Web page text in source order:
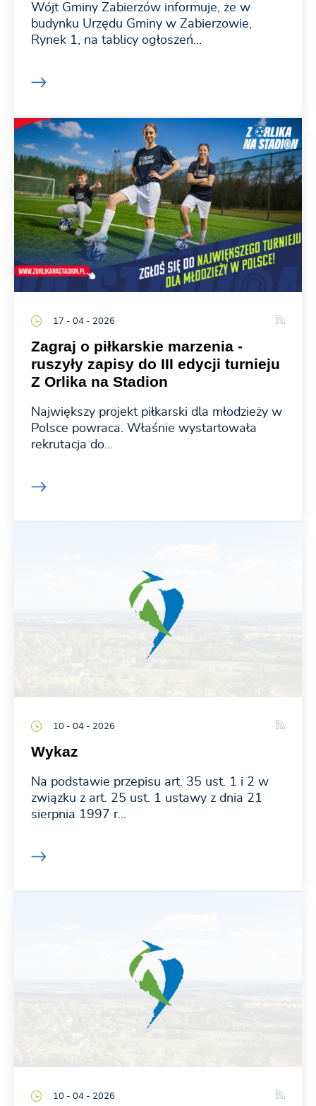
Wójt Gminy Zabierzów informuje, że w
budynku Urzędu Gminy w Zabierzowie,
Rynek 1, na tablicy ogłoszeń...
17 - 04 - 2026
Zagraj o piłkarskie marzenia -
ruszyły zapisy do III edycji turnieju
Z Orlika na Stadion
Największy projekt piłkarski dla młodzieży w
Polsce powraca. Właśnie wystartowała
rekrutacja do...
10 - 04 - 2026
Wykaz
Na podstawie przepisu art. 35 ust. 1 i 2 w
związku z art. 25 ust. 1 ustawy z dnia 21
sierpnia 1997 r...
10 - 04 - 2026